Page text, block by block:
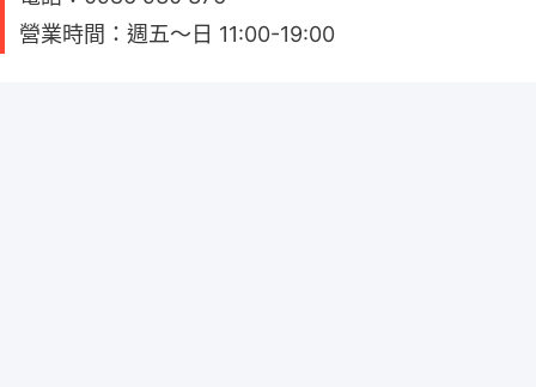
營業時間：週五～日 11:00-19:00